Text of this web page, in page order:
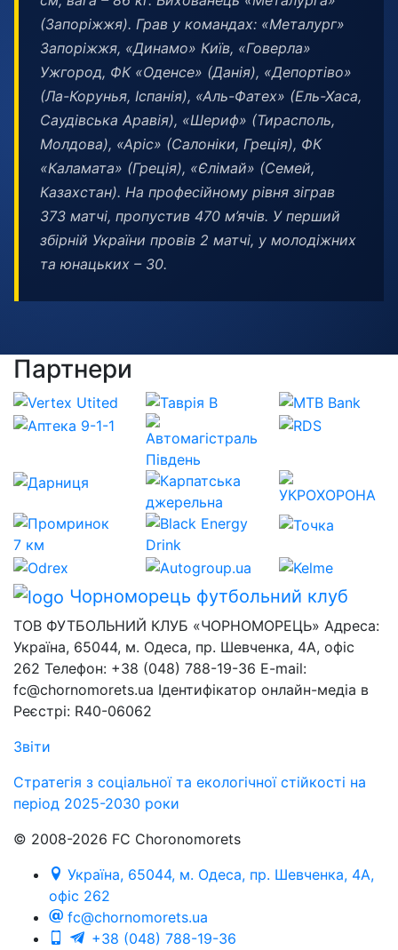
(Запоріжжя). Грав у командах: «Металург»
Запоріжжя, «Динамо» Київ, «Говерла»
Ужгород, ФК «Оденсе» (Данія), «Депортіво»
(Ла-Корунья, Іспанія), «Аль-Фатех» (Ель-Хаса,
Саудівська Аравія), «Шериф» (Тирасполь,
Молдова), «Аріс» (Салоніки, Греція), ФК
«Каламата» (Греція), «Єлімай» (Семей,
Казахстан). На професійному рівня зіграв
373 матчі, пропустив 470 м’ячів. У перший
збірній України провів 2 матчі, у молодіжних
та юнацьких – 30.
Партнери
Чорноморець футбольний клуб
ТОВ ФУТБОЛЬНИЙ КЛУБ «ЧОРНОМОРЕЦЬ» Адреса:
Україна, 65044, м. Одеса, пр. Шевченка, 4А, офіс
262 Телефон: +38 (048) 788-19-36 E-mail:
fc@chornomorets.ua Ідентифікатор онлайн-медіа в
Реєстрі: R40-06062
Звіти
Стратегія з соціальної та екологічної стійкості на
період 2025-2030 роки
© 2008-2026 FC Choronomorets
Україна, 65044, м. Одеса, пр. Шевченка, 4А,
офіс 262
fc@chornomorets.ua
+38 (048) 788-19-36